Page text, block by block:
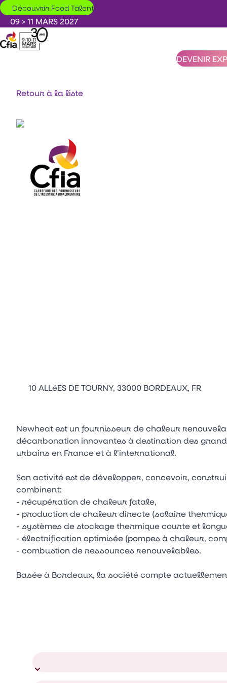
Aller au contenu principal
Découvrir Food Talent
09 > 11 MARS 2027
DEVENIR
Retour à la liste
10 ALLéES DE TOURNY, 33000 BORDEAUX, FR
Newheat est un fournisseur de chaleur
décarbonation innovantes à destination des
urbains en France et à l’international.
Son activité est de développer, concevoir,
combinent:
- récupération de chaleur fatale,
- production de chaleur directe (solaire
- systèmes de stockage thermique courte et
- électrification optimisée (pompes à chaleur,
- combustion de ressources renouvelables.
Basée à Bordeaux, la société compte